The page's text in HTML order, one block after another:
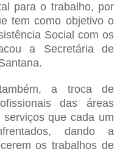
para o trabalho, por
tem como objetivo o
Social com os
a Secretária de
a troca de
das áreas
que cada um
dando a
os trabalhos de